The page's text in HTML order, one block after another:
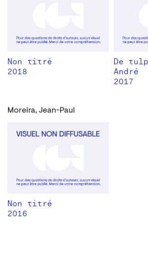
Non titré
2018
De
André
2017
Moreira, Jean-Paul
Non titré
2016